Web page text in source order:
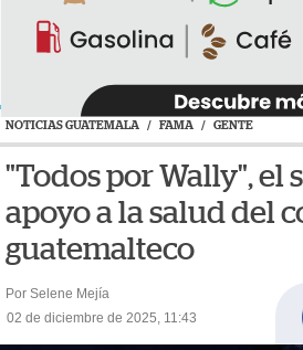
NOTICIAS GUATEMALA / FAMA / GENTE
"Todos por Wally", el
apoyo a la salud del
guatemalteco
Por Selene Mejía
02 de diciembre de 2025, 11:43